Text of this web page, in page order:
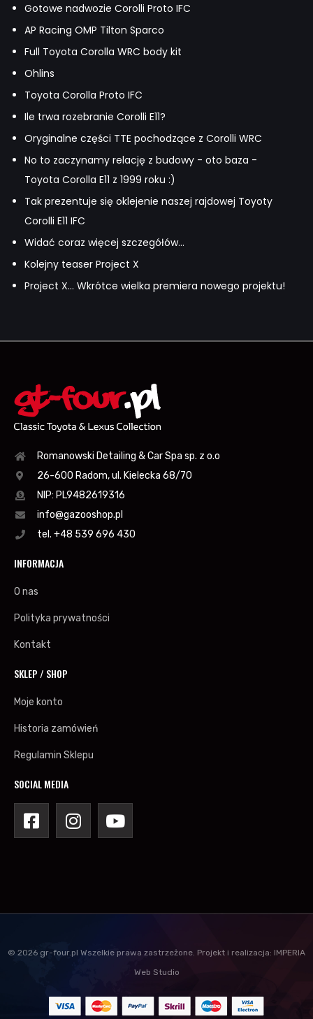
Gotowe nadwozie Corolli Proto IFC
AP Racing OMP Tilton Sparco
Full Toyota Corolla WRC body kit
Ohlins
Toyota Corolla Proto IFC
Ile trwa rozebranie Corolli E11?
Oryginalne części TTE pochodzące z Corolli WRC
No to zaczynamy relację z budowy - oto baza -
Toyota Corolla E11 z 1999 roku :)
Tak prezentuje się oklejenie naszej rajdowej Toyoty
Corolli E11 IFC
Widać coraz więcej szczegółów...
Kolejny teaser Project X
Project X... Wkrótce wielka premiera nowego projektu!
Romanowski Detailing & Car Spa sp. z o.o
26-600 Radom, ul. Kielecka 68/70
NIP: PL9482619316
info@gazooshop.pl
tel. +48 539 696 430
INFORMACJA
O nas
Polityka prywatności
Kontakt
SKLEP / SHOP
Moje konto
Historia zamówień
Regulamin Sklepu
SOCIAL MEDIA
© 2026 gr-four.pl Wszelkie prawa zastrzeżone. Projekt i realizacja: IMPERIA
Web Studio